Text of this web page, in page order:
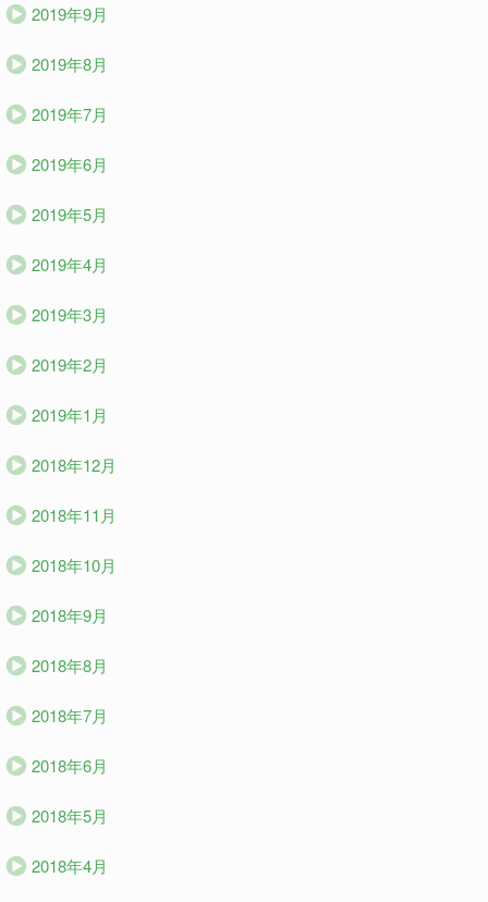
2019年9月
2019年8月
2019年7月
2019年6月
2019年5月
2019年4月
2019年3月
2019年2月
2019年1月
2018年12月
2018年11月
2018年10月
2018年9月
2018年8月
2018年7月
2018年6月
2018年5月
2018年4月